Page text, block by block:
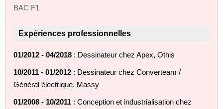
BAC F1
Expériences professionnelles
01/2012 - 04/2018 : Dessinateur chez Apex, Othis
10/2011 - 01/2012 : Dessinateur chez Converteam /
Général électrique, Massy
01/2008 - 10/2011 : Conception et industrialisation chez